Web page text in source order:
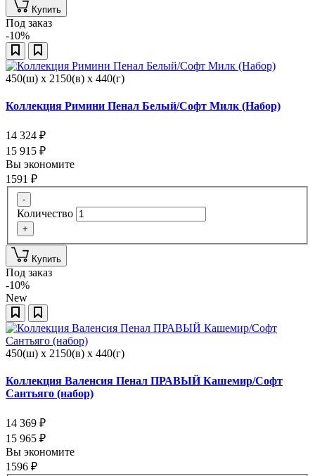
Купить
Под заказ
-10%
450(ш) x 2150(в) x 440(г)
Коллекция Римини Пенал Белый/Софт Милк (Набор)
14 324 ₽
15 915 ₽
Вы экономите
1591 ₽
-
Количество
+
Купить
Под заказ
-10%
New
450(ш) x 2150(в) x 440(г)
Коллекция Валенсия Пенал ПРАВЫЙ Кашемир/Софт
Сантьяго (набор)
14 369 ₽
15 965 ₽
Вы экономите
1596 ₽